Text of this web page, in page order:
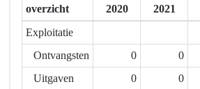
Actieplannen
6.3.1.
We
hanteren
overzicht
2020
2021
Exploitatie
Ontvangsten
0 0
Uitgaven
0 0